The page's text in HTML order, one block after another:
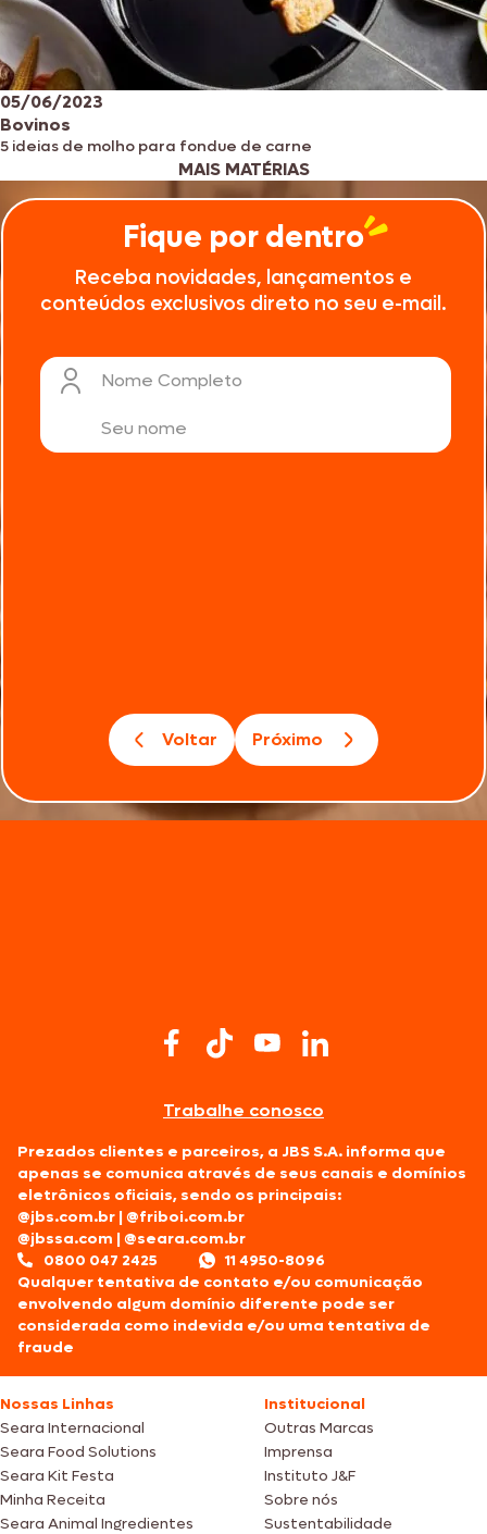
05/06/2023
Bovinos
5 ideias de molho para fondue de carne
MAIS MATÉRIAS
Fique por dentro
Receba novidades, lançamentos e
conteúdos exclusivos direto no seu e-mail.
Nome Completo
Voltar Próximo
Trabalhe conosco
Prezados clientes e parceiros, a JBS S.A. informa que
apenas se comunica através de seus canais e domínios
eletrônicos oficiais, sendo os principais:
@jbs.com.br |@friboi.com.br
@jbssa.com |@seara.com.br
0800 047 2425
11 4950-8096
Qualquer tentativa de contato e/ou comunicação
envolvendo algum domínio diferente pode ser
considerada como indevida e/ou uma tentativa de
fraude
Nossas Linhas
Seara Internacional
Seara Food Solutions
Seara Kit Festa
Minha Receita
Seara Animal Ingredientes
Institucional
Outras Marcas
Imprensa
Instituto J&F
Sobre nós
Sustentabilidade